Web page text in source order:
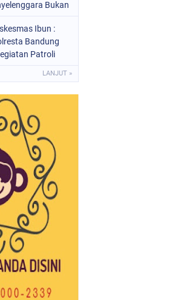
Bukan
Ibun :
Bandung
Patroli
LANJUT »